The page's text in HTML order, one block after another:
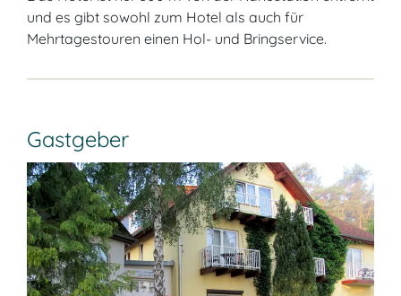
und es gibt sowohl zum Hotel als auch für
Mehrtagestouren einen Hol- und Bringservice.
Gastgeber